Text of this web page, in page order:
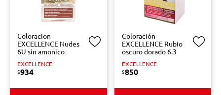
Coloracion
EXCELLENCE Nudes
6U sin amonico
EXCELLENCE
$934
Coloración
EXCELLENCE Rubio
oscuro dorado 6.3
EXCELLENCE
$850